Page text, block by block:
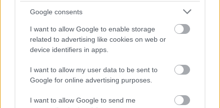
Google consents
I want to allow Google to enable storage
related to advertising like cookies on web or
device identifiers in apps.
I want to allow my user data to be sent to
Google for online advertising purposes.
I want to allow Google to send me
Kecskeméten 41 helyszínre várják az érdeklődőket,
akik mindenhova térítésmentesen léphetnek be. A
Kulturális Központ előtt tűzugrást rendeznek, a
Kortárs Művészeti Műhelyekben füstfestmények, a
Bozsó GyűjteménybenSajdik -karikatúrák lesznek
tartanak, a Katona József Emlékházban díszmagyar